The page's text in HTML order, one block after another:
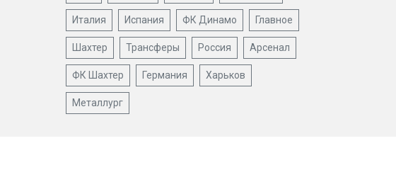
Италия Испания ФК Динамо Главное
Шахтер Трансферы Россия Арсенал
ФК Шахтер Германия Харьков
Металлург